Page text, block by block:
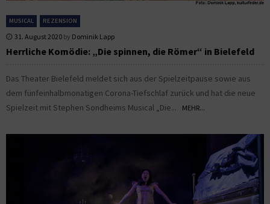
MUSICAL REZENSION
31. August 2020 by Dominik Lapp
Herrliche Komödie: „Die spinnen, die Römer“ in Bielefeld
Das Theater Bielefeld meldet sich aus der Spielzeitpause sowie aus
dem fünfeinhalbmonatigen Corona-Tiefschlaf zurück und hat die neue
Spielzeit mit Stephen Sondheims Musical „Die...
MEHR...